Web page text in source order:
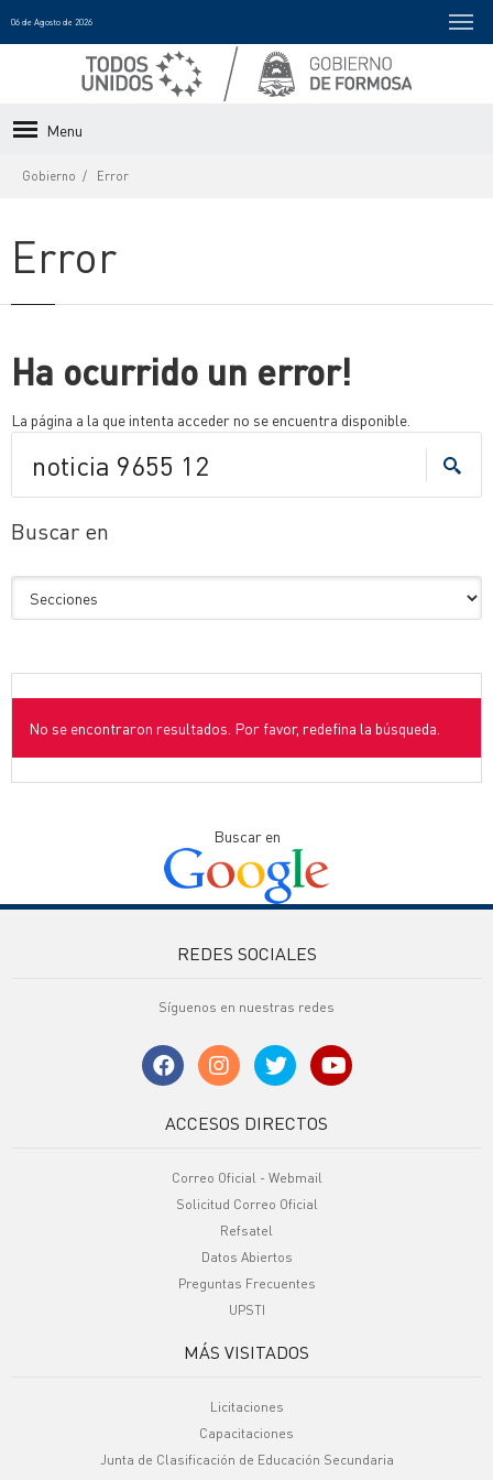
06 de Agosto de 2026
Menu
Gobierno Error
Error
Ha ocurrido un error!
La página a la que intenta acceder no se encuentra disponible.
Buscar en
No se encontraron resultados. Por favor, redefina la búsqueda.
Buscar en
REDES SOCIALES
Síguenos en nuestras redes
ACCESOS DIRECTOS
Correo Oficial - Webmail
Solicitud Correo Oficial
Refsatel
Datos Abiertos
Preguntas Frecuentes
UPSTI
MÁS VISITADOS
Licitaciones
Capacitaciones
Junta de Clasificación de Educación Secundaria